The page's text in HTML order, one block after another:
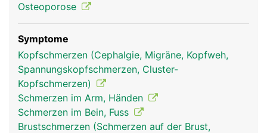
Osteoporose
Symptome
Kopfschmerzen (Cephalgie, Migräne, Kopfweh,
Spannungskopfschmerzen, Cluster-
Kopfschmerzen)
Schmerzen im Arm, Händen
Schmerzen im Bein, Fuss
Brustschmerzen (Schmerzen auf der Brust,